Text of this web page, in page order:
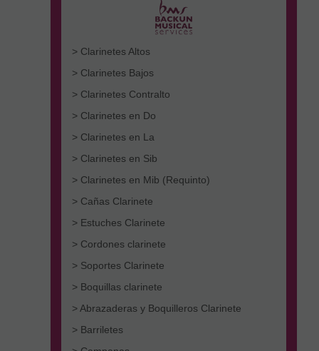
> Clarinetes Altos
> Clarinetes Bajos
> Clarinetes Contralto
> Clarinetes en Do
> Clarinetes en La
> Clarinetes en Sib
> Clarinetes en Mib (Requinto)
> Cañas Clarinete
> Estuches Clarinete
> Cordones clarinete
> Soportes Clarinete
> Boquillas clarinete
> Abrazaderas y Boquilleros Clarinete
> Barriletes